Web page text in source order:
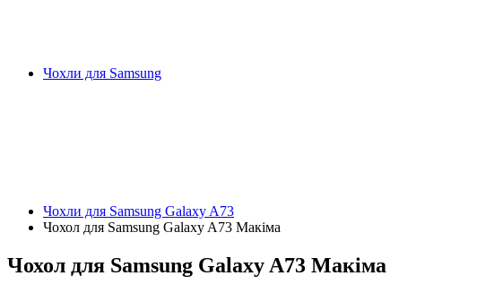
Чохли для Samsung
Чохли для Samsung Galaxy A73
Чохол для Samsung Galaxy A73 Макіма
Чохол для Samsung Galaxy A73 Макіма